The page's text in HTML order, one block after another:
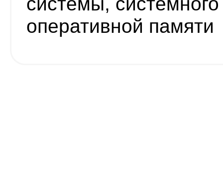
оперативной памяти